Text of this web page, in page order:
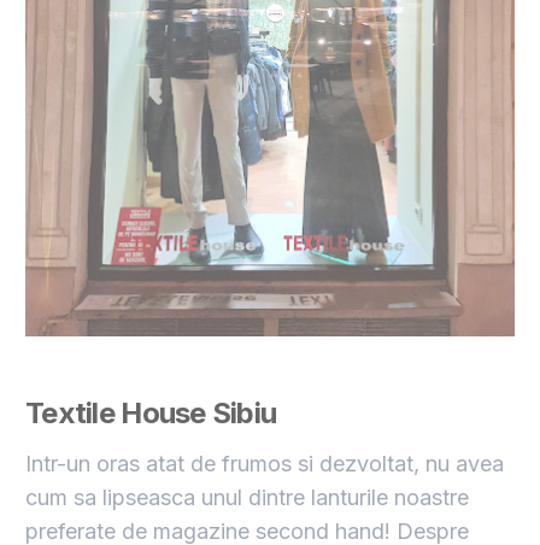
Textile House Sibiu
Intr-un oras atat de frumos si dezvoltat, nu avea
cum sa lipseasca unul dintre lanturile noastre
preferate de magazine second hand! Despre